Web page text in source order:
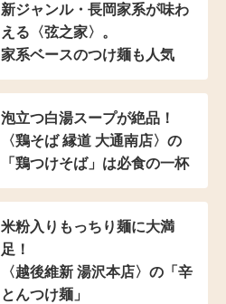
新ジャンル・長岡家系が味わ
える〈弦之家〉。
家系ベースのつけ麺も人気
泡立つ白湯スープが絶品！
〈鶏そば 縁道 大通南店〉の
「鶏つけそば」は必食の一杯
米粉入り もっちり麺に大満
足！
〈越後維新 湯沢本店〉の 「辛
とんつけ麺」